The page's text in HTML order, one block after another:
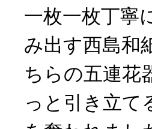
一枚一枚丁寧
み出す西島和
ちらの五連花
っと引き立て